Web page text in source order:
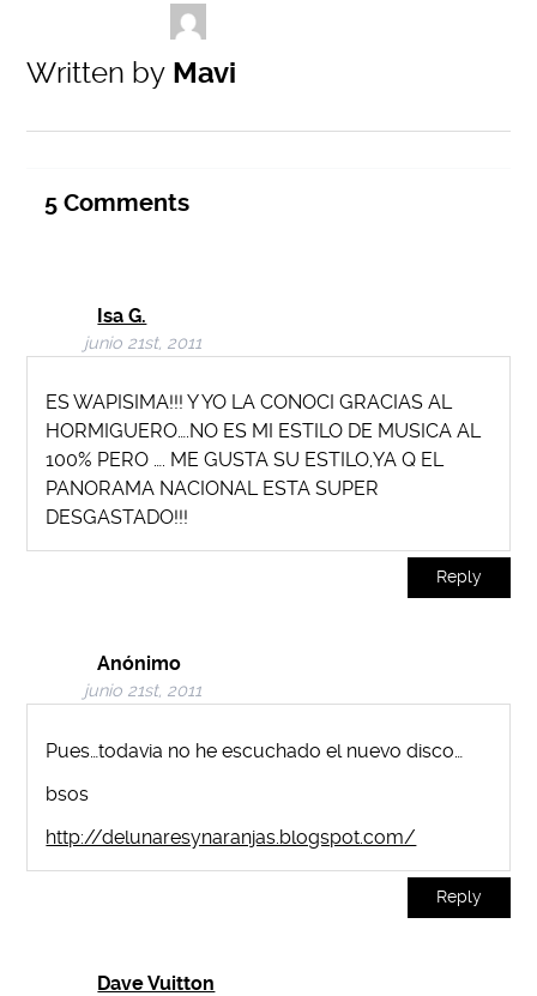
Written by Mavi
5 Comments
Isa G.
junio 21st, 2011
ES WAPISIMA!!! Y YO LA CONOCI GRACIAS AL
HORMIGUERO….NO ES MI ESTILO DE MUSICA AL
100% PERO …. ME GUSTA SU ESTILO,YA Q EL
PANORAMA NACIONAL ESTA SUPER
DESGASTADO!!!
Reply
Anónimo
junio 21st, 2011
Pues…todavia no he escuchado el nuevo disco…
bsos
http://delunaresynaranjas.blogspot.com/
Reply
Dave Vuitton